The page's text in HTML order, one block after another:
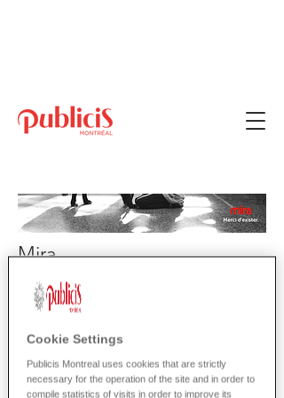
Mira
MERCI
Cookie Settings
Publicis Montreal uses cookies that are strictly
necessary for the operation of the site and in order to
compile statistics of visits in order to improve its